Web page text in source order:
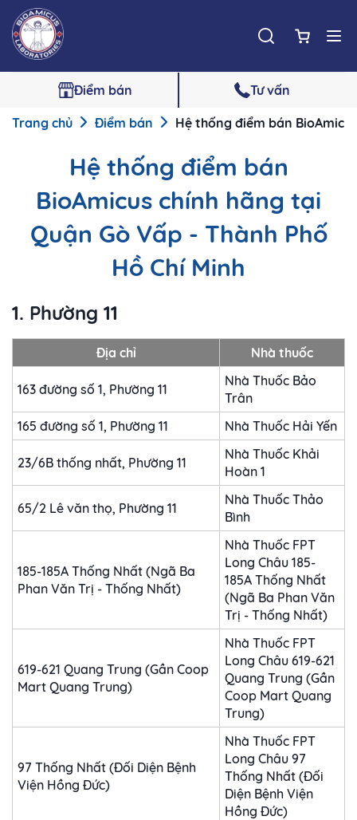
Điểm bán Tư vấn
Trang chủ Điểm bán Hệ thống điểm bán
Hệ thống điểm bán
BioAmicus chính hãng tại
Quận Gò Vấp - Thành Phố
Hồ Chí Minh
1. Phường 11
Địa chỉ Nhà thuốc
163 đường số 1, Phường 11
Nhà Thuốc Bảo
Trân
165 đường số 1, Phường 11
Nhà Thuốc Hải Yến
23/6B thống nhất, Phường 11
Nhà Thuốc Khải
Hoàn 1
65/2 Lê văn thọ, Phường 11
Nhà Thuốc Thảo
Bình
185-185A Thống Nhất (Ngã Ba
Phan Văn Trị - Thống Nhất)
Nhà Thuốc FPT
Long Châu 185-
185A Thống Nhất
(Ngã Ba Phan Văn
Trị - Thống Nhất)
619-621 Quang Trung (Gần Coop
Mart Quang Trung)
Nhà Thuốc FPT
Long Châu 619-621
Quang Trung (Gần
Coop Mart Quang
Trung)
97 Thống Nhất (Đối Diện Bệnh
Viện Hồng Đức)
Nhà Thuốc FPT
Long Châu 97
Thống Nhất (Đối
Diện Bệnh Viện
Hồng Đức)